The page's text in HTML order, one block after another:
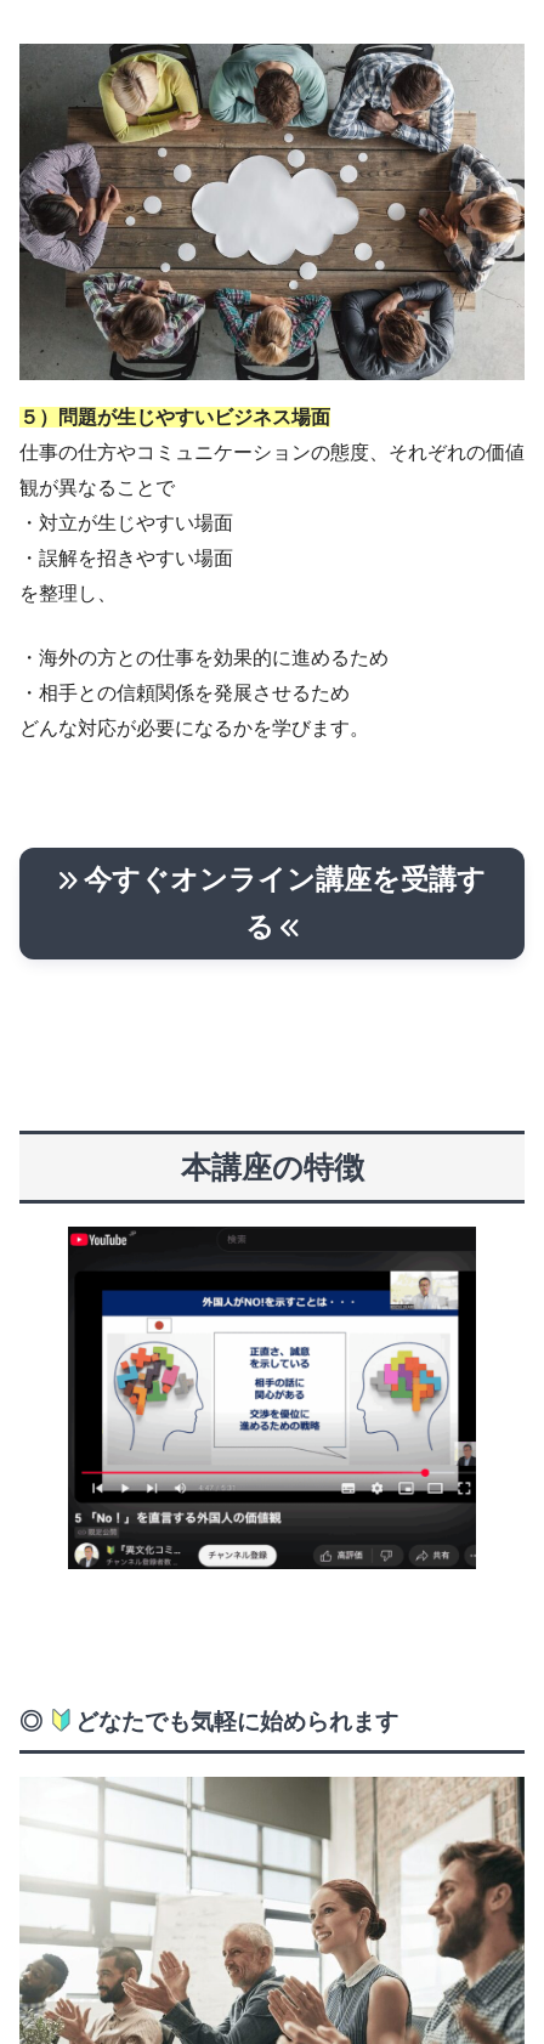
５）問題が生じやすいビジネス場面
仕事の仕方やコミュニケーションの態度、それぞれの価値
観が異なることで
・対立が生じやすい場面
・誤解を招きやすい場面
を整理し、
・海外の方との仕事を効果的に進めるため
・相手との信頼関係を発展させるため
どんな対応が必要になるかを学びます。
今すぐオンライン講座を受講す
る
本講座の特徴
◎ どなたでも気軽に始められます